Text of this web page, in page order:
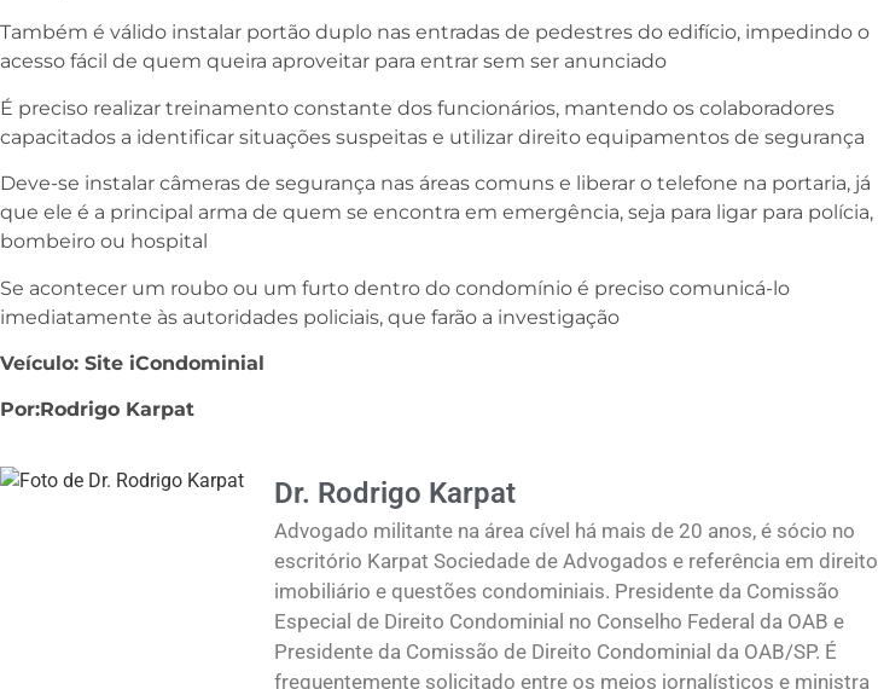
Também é válido instalar portão duplo nas entradas de pedestres do edifício, impedindo o
acesso fácil de quem queira aproveitar para entrar sem ser anunciado
É preciso realizar treinamento constante dos funcionários, mantendo os colaboradores
capacitados a identificar situações suspeitas e utilizar direito equipamentos de segurança
Deve-se instalar câmeras de segurança nas áreas comuns e liberar o telefone na portaria, já
que ele é a principal arma de quem se encontra em emergência, seja para ligar para polícia,
bombeiro ou hospital
Se acontecer um roubo ou um furto dentro do condomínio é preciso comunicá-lo
imediatamente às autoridades policiais, que farão a investigação
Veículo: Site iCondominial
Por:Rodrigo Karpat
Dr. Rodrigo Karpat
Advogado militante na área cível há mais de 20 anos, é sócio no
escritório Karpat Sociedade de Advogados e referência em direito
imobiliário e questões condominiais. Presidente da Comissão
Especial de Direito Condominial no Conselho Federal da OAB e
Presidente da Comissão de Direito Condominial da OAB/SP. É
frequentemente solicitado entre os meios jornalísticos e ministra